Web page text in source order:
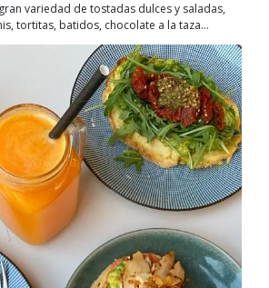
variedad de tostadas dulces y saladas,
tortitas, batidos, chocolate a la taza…